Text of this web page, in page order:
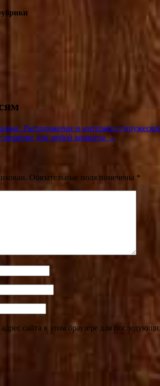
Расположение и интерьер
решение для любой комнаты →
Обязательные поля помечены *
сайта в этом браузере для